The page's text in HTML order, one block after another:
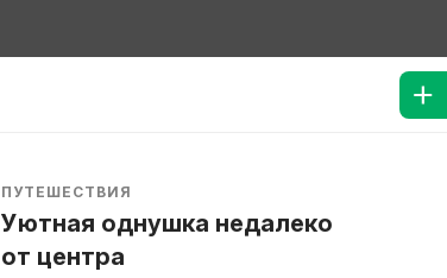
ПУТЕШЕСТВИЯ
Уютная однушка недалеко
от центра